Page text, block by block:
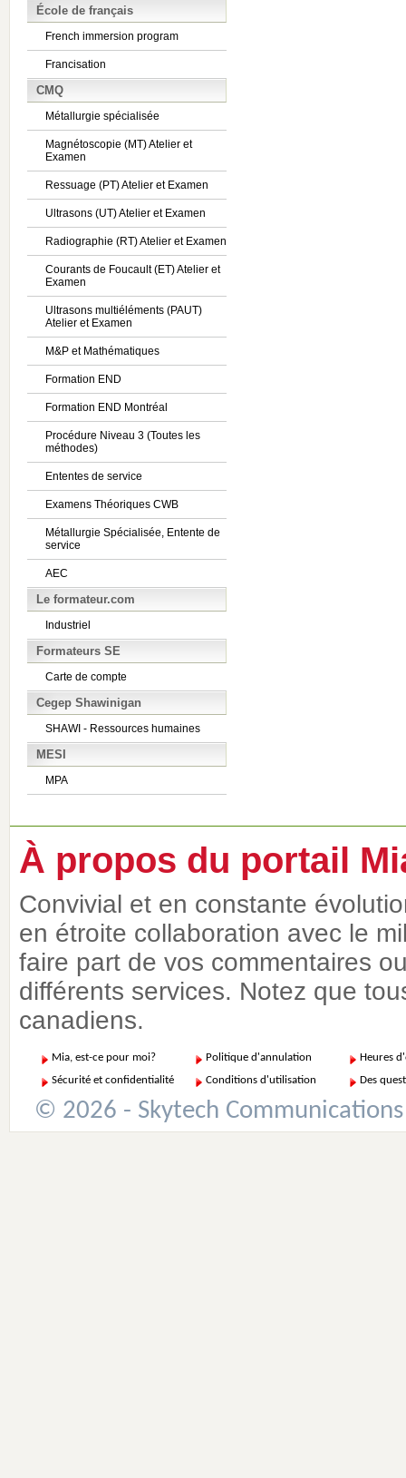
École de français
French immersion program
Francisation
CMQ
Métallurgie spécialisée
Magnétoscopie (MT) Atelier et
Examen
Ressuage (PT) Atelier et Examen
Ultrasons (UT) Atelier et Examen
Radiographie (RT) Atelier et Examen
Courants de Foucault (ET) Atelier et
Examen
Ultrasons multiéléments (PAUT)
Atelier et Examen
M&P et Mathématiques
Formation END
Formation END Montréal
Procédure Niveau 3 (Toutes les
méthodes)
Ententes de service
Examens Théoriques CWB
Métallurgie Spécialisée, Entente de
service
AEC
Le formateur.com
Industriel
Formateurs SE
Carte de compte
Cegep Shawinigan
SHAWI - Ressources humaines
MESI
MPA
À propos du portail
Convivial et en constante
en étroite collaboration avec le
faire part de vos commentaires
différents services. Notez que
canadiens.
Mia, est-ce pour moi? Politique d'annulation
Heures
Sécurité et confidentialité
Conditions d'utilisation Des
© 2026 - Skytech Communications